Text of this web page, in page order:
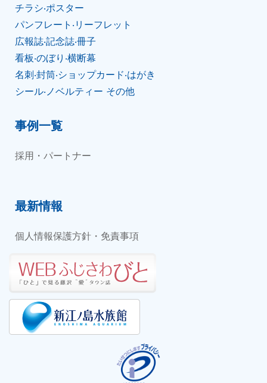
チラシ‧ポスター
パンフレート‧リーフレット
広報誌‧記念誌‧冊⼦
看板‧のぼり‧横断幕
名刺‧封筒‧ショップカード‧はがき
シール‧ノベルティー その他
事例一覧
採用・パートナー
最新情報
個人情報保護方針・免責事項